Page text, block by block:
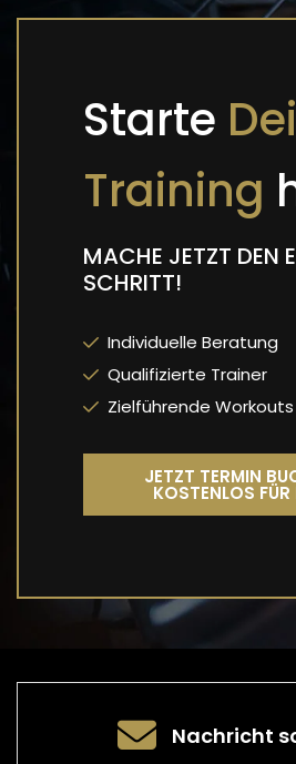
Starte
Training
MACHE JETZT DEN
SCHRITT!
Individuelle Beratung
Qualifizierte Trainer
Zielführende Workouts
JETZT TERMIN
KOSTENLOS
Nachricht